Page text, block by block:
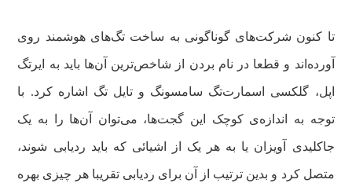
تا کنون شرکت‌های گوناگونی به ساخت تگ‌های هوشمند روی
آورده‌اند و قطعا در نام بردن از شاخص‌ترین آن‌ها باید به ایرتگ
اپل، گلکسی اسمارت‌تگ سامسونگ و تایل تگ اشاره کرد. با
توجه به اندازه‌ی کوچک این گجت‌ها، می‌توان آن‌ها را به یک
جاکلیدی آویزان یا به هر یک از اشیائی که باید ردیابی شوند،
متصل کرد و بدین ترتیب از آن برای ردیابی تقریبا هر چیزی بهره